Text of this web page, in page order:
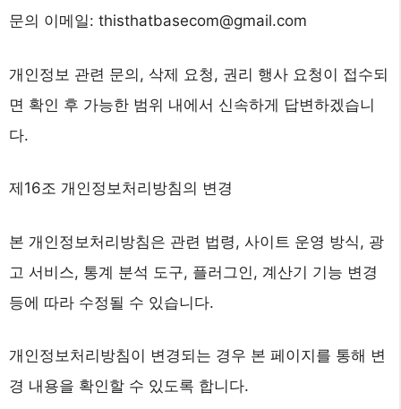
문의 이메일: thisthatbasecom@gmail.com
개인정보 관련 문의, 삭제 요청, 권리 행사 요청이 접수되
면 확인 후 가능한 범위 내에서 신속하게 답변하겠습니
다.
제16조 개인정보처리방침의 변경
본 개인정보처리방침은 관련 법령, 사이트 운영 방식, 광
고 서비스, 통계 분석 도구, 플러그인, 계산기 기능 변경
등에 따라 수정될 수 있습니다.
개인정보처리방침이 변경되는 경우 본 페이지를 통해 변
경 내용을 확인할 수 있도록 합니다.